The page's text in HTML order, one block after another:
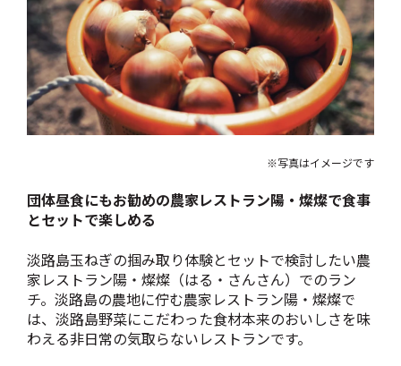
※写真はイメージです
団体昼食にもお勧めの農家レストラン陽・燦燦で食事
とセットで楽しめる
淡路島玉ねぎの掴み取り体験とセットで検討したい農
家レストラン陽・燦燦（はる・さんさん）でのラン
チ。淡路島の農地に佇む農家レストラン陽・燦燦で
は、淡路島野菜にこだわった食材本来のおいしさを味
わえる非日常の気取らないレストランです。